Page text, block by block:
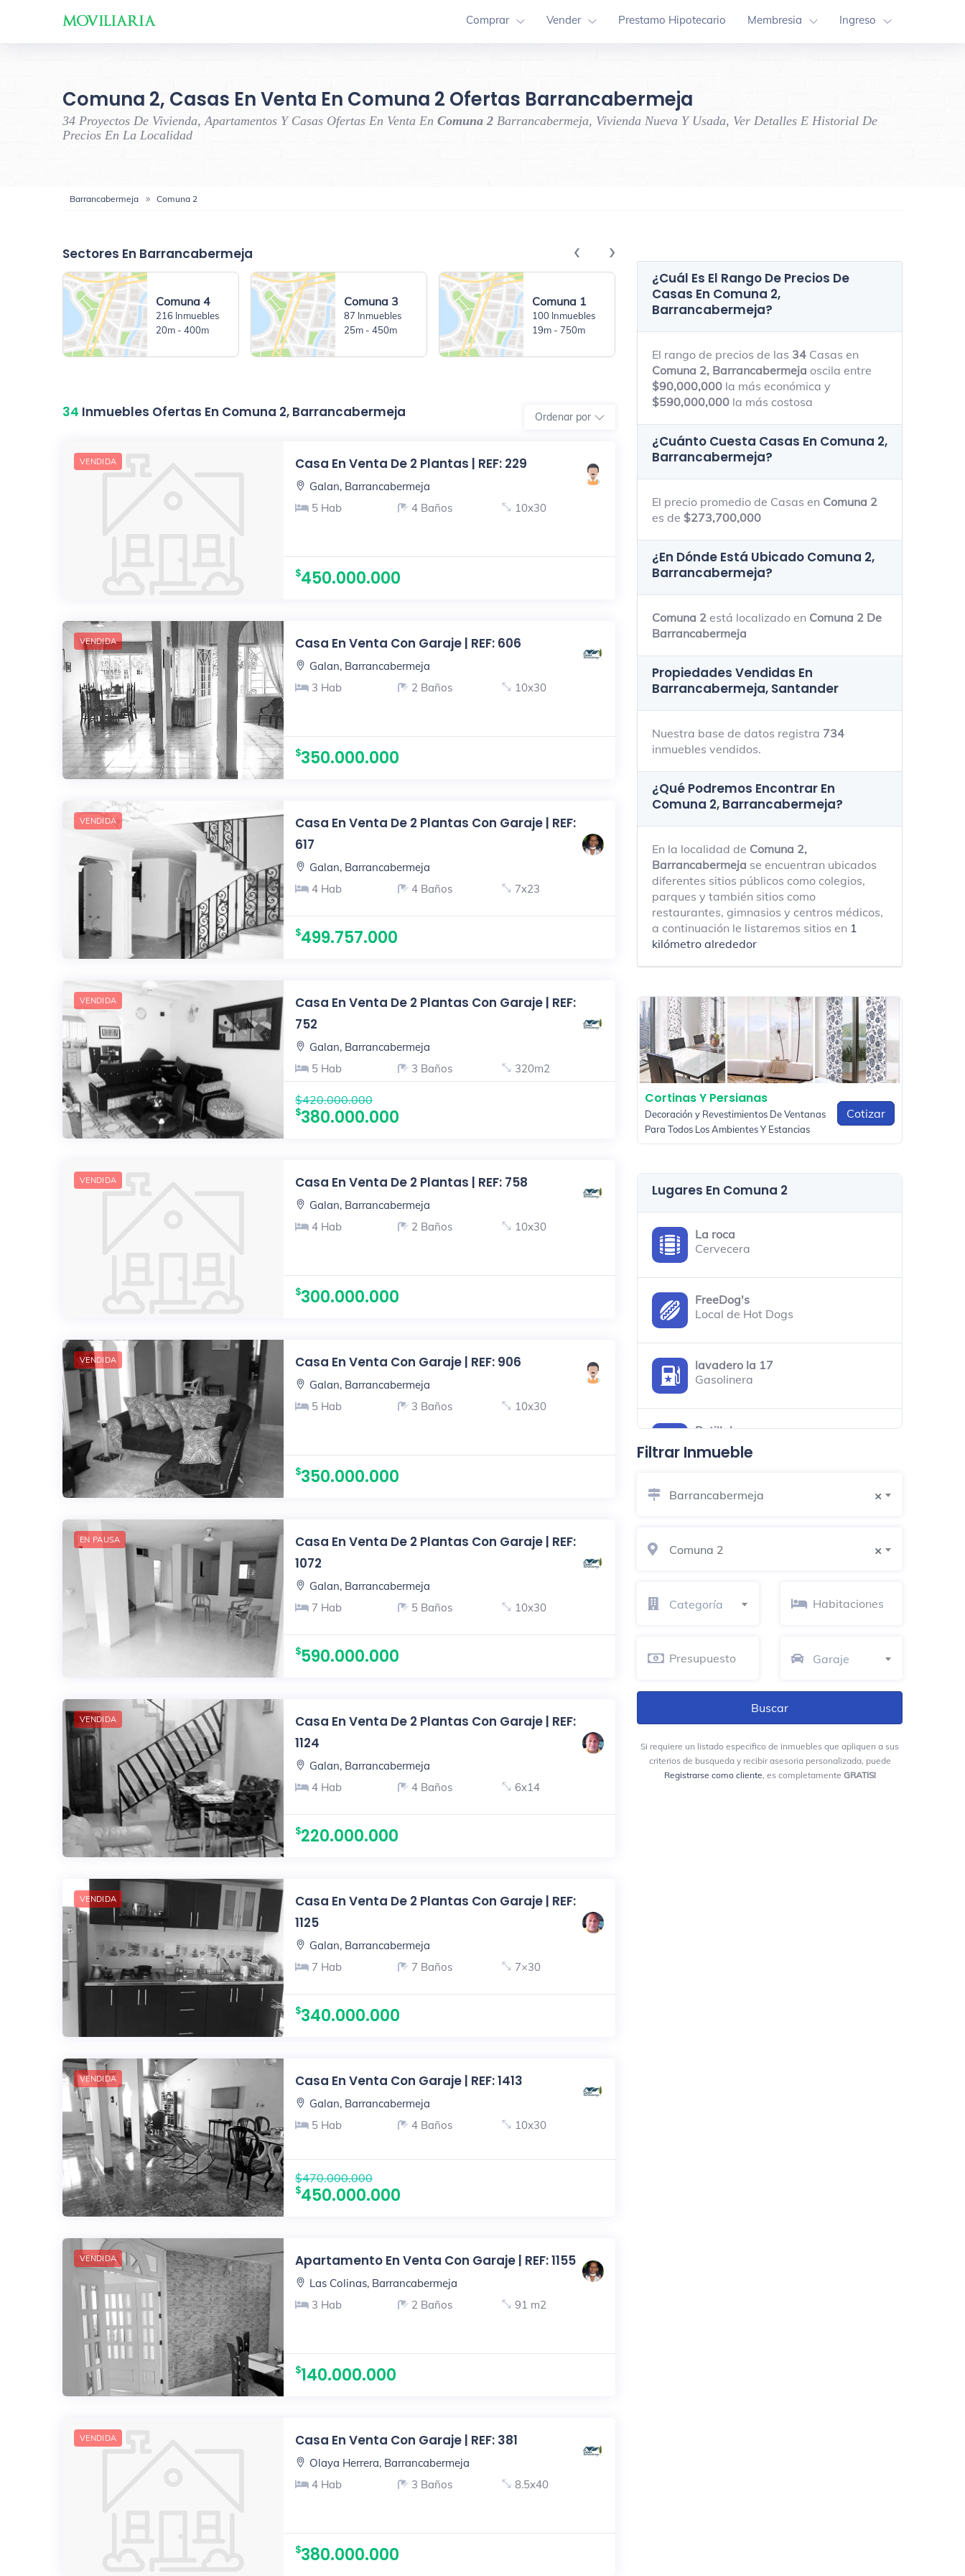
Comprar Vender Prestamo Hipotecario Membresia Ingreso
Comuna 2, Casas En Venta En Comuna 2 Ofertas Barrancabermeja
34 Proyectos De Vivienda, Apartamentos Y Casas Ofertas En Venta En Comuna 2 Barrancabermeja, Vivienda Nueva Y Usada, Ver Detalles E Historial De
Precios En La Localidad
Barrancabermeja Comuna 2
Sectores En Barrancabermeja
Comuna 4
216 Inmuebles
20m - 400m
Comuna 3
87 Inmuebles
25m - 450m
Comuna 1
100 Inmuebles
19m - 750m
Comuna 2
87 Inmuebles
90m - 600m
‹ ›
34 Inmuebles Ofertas En Comuna 2, Barrancabermeja Ordenar por
VENDIDA Casa En Venta De 2 Plantas | REF: 229
Galan, Barrancabermeja
5 Hab
4 Baños 10x30
450.000.000
VENDIDA Casa En Venta Con Garaje | REF: 606
Galan, Barrancabermeja
3 Hab
2 Baños 10x30
350.000.000
VENDIDA
Casa En Venta De 2 Plantas Con Garaje | REF:
617
Galan, Barrancabermeja
4 Hab
4 Baños 7x23
499.757.000
VENDIDA
Casa En Venta De 2 Plantas Con Garaje | REF:
752
Galan, Barrancabermeja
5 Hab
3 Baños 320m2
$420.000.000
380.000.000
VENDIDA Casa En Venta De 2 Plantas | REF: 758
Galan, Barrancabermeja
4 Hab
2 Baños 10x30
300.000.000
VENDIDA Casa En Venta Con Garaje | REF: 906
Galan, Barrancabermeja
5 Hab
3 Baños 10x30
350.000.000
EN PAUSA
Casa En Venta De 2 Plantas Con Garaje | REF:
1072
Galan, Barrancabermeja
7 Hab
5 Baños 10x30
590.000.000
VENDIDA
Casa En Venta De 2 Plantas Con Garaje | REF:
1124
Galan, Barrancabermeja
4 Hab
4 Baños 6x14
220.000.000
VENDIDA
Casa En Venta De 2 Plantas Con Garaje | REF:
1125
Galan, Barrancabermeja
7 Hab
7 Baños 7×30
340.000.000
VENDIDA Casa En Venta Con Garaje | REF: 1413
Galan, Barrancabermeja
5 Hab
4 Baños 10x30
$470.000.000
450.000.000
VENDIDA Apartamento En Venta Con Garaje | REF: 1155
Las Colinas, Barrancabermeja
3 Hab
2 Baños 91 m2
140.000.000
VENDIDA Casa En Venta Con Garaje | REF: 381
Olaya Herrera, Barrancabermeja
4 Hab
3 Baños 8.5x40
380.000.000
¿Cuál Es El Rango De Precios De
Casas En Comuna 2,
Barrancabermeja?
El rango de precios de las 34 Casas en
Comuna 2, Barrancabermeja oscila entre
$90,000,000 la más económica y
$590,000,000 la más costosa
¿Cuánto Cuesta Casas En Comuna 2,
Barrancabermeja?
El precio promedio de Casas en Comuna 2
es de $273,700,000
¿En Dónde Está Ubicado Comuna 2,
Barrancabermeja?
Comuna 2 está localizado en Comuna 2 De
Barrancabermeja
Propiedades Vendidas En
Barrancabermeja, Santander
Nuestra base de datos registra 734
inmuebles vendidos.
¿Qué Podremos Encontrar En
Comuna 2, Barrancabermeja?
En la localidad de Comuna 2,
Barrancabermeja se encuentran ubicados
diferentes sitios públicos como colegios,
parques y también sitios como
restaurantes, gimnasios y centros médicos,
a continuación le listaremos sitios en 1
kilómetro alrededor
Cortinas Y Persianas
Decoración y Revestimientos De Ventanas
Para Todos Los Ambientes Y Estancias
Cotizar
Lugares En Comuna 2
La roca
Cervecera
FreeDog's
Local de Hot Dogs
lavadero la 17
Gasolinera
Patillal
Postobon Barrancabermeha
Distrito M.A.Y.O. Barrancabermeja
El Machin
Restaurante
Filtrar Inmueble
×
Barrancabermeja
×
Comuna 2
Categoría
Garaje
Si requiere un listado especifico de inmuebles que apliquen a sus
criterios de busqueda y recibir asesoria personalizada, puede
Registrarse como cliente, es completamente GRATIS!